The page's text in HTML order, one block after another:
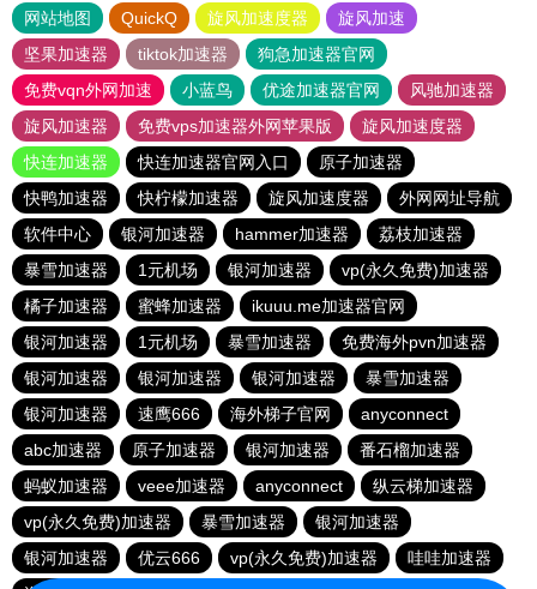
网站地图 QuickQ 旋风加速度器
旋风加速
坚果加速器
tiktok加速器
狗急加速器官网
免费vqn外网加速
小蓝鸟 优途加速器官网
风驰加速器
旋风加速器
免费vps加速器外网苹果版
旋风加速度器
快连加速器
快连加速器官网入口
原子加速器
快鸭加速器
快柠檬加速器 旋风加速度器
外网网址导航
软件中心
银河加速器 hammer加速器
荔枝加速器
暴雪加速器
1元机场 银河加速器
vp(永久免费)加速器
橘子加速器
蜜蜂加速器
ikuuu.me加速器官网
银河加速器
1元机场 暴雪加速器
免费海外pvn加速器
银河加速器
银河加速器 银河加速器
暴雪加速器
银河加速器
速鹰666 海外梯子官网
anyconnect
abc加速器
原子加速器 银河加速器
番石榴加速器
蚂蚁加速器
veee加速器 anyconnect
纵云梯加速器
vp(永久免费)加速器
暴雪加速器
银河加速器
银河加速器
优云666 vp(永久免费)加速器
哇哇加速器